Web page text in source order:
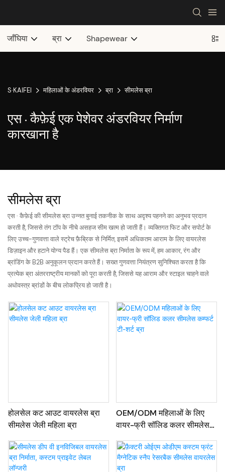
जाँघिया ब्रा Shapewear
S·KAIFEI महिलाओं के अंडरवियर ब्रा सीमलेस ब्रा
एस · कैफ़ेई एक पेशेवर अंडरवियर निर्माण
कारखाना है
सीमलेस ब्रा
एस · कैफ़ेई की सीमलेस ब्रा उन्नत बुनाई तकनीक के साथ अदृश्य पहनने का अनुभव प्रदान
करती है, जिससे तंग टॉप के नीचे असहज सीम खत्म हो जाती हैं। व्यक्तिगत फिट और सपोर्ट के
लिए उच्च-गुणवत्ता वाले स्ट्रेच फ़ैब्रिक से निर्मित, इसमें अधिकतम आराम के लिए वायरलेस
डिज़ाइन और हटाने योग्य पैड हैं। एक सीमलेस ब्रा निर्माता के रूप में, हम आकार, रंग और
ब्रांडिंग के B2B अनुकूलन प्रदान करते हैं। सख्त गुणवत्ता नियंत्रण सुनिश्चित करता है कि
प्रत्येक ब्रा अंतरराष्ट्रीय मानकों को पूरा करती है, जिससे यह आराम और स्टाइल चाहने वाले
अधोवस्त्र ब्रांडों के बीच लोकप्रिय हो जाती है।
होलसेल कट आउट वायरलेस ब्रा
सीमलेस जेली महिला ब्रा
OEM/ODM महिलाओं के लिए
वायर-फ्री सॉलिड कलर सीमलेस